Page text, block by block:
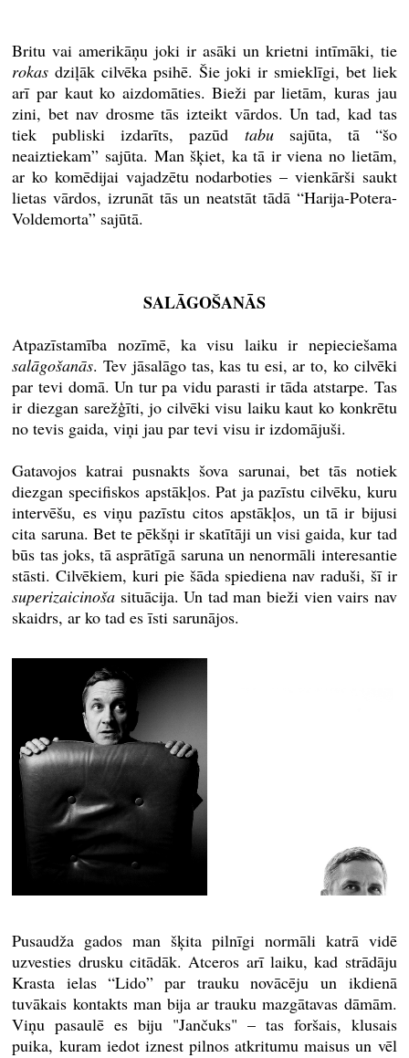
Britu vai amerikāņu joki ir asāki un krietni intīmāki, tie
rokas dziļāk cilvēka psihē. Šie joki ir smieklīgi, bet liek
arī par kaut ko aizdomāties. Bieži par lietām, kuras jau
zini, bet nav drosme tās izteikt vārdos. Un tad, kad tas
tiek publiski izdarīts, pazūd tabusajūta, tā “šo
neaiztiekam” sajūta. Man šķiet, ka tā ir viena no lietām,
ar ko komēdijai vajadzētu nodarboties – vienkārši saukt
lietas vārdos, izrunāt tās un neatstāt tādā “Harija-Potera-
Voldemorta” sajūtā.
SALĀGOŠANĀS
Atpazīstamība nozīmē, ka visu laiku ir nepieciešama
salāgošanās. Tev jāsalāgo tas, kas tu esi, ar to, ko cilvēki
par tevi domā. Un tur pa vidu parasti ir tāda atstarpe. Tas
ir diezgan sarežģīti, jo cilvēki visu laiku kaut ko konkrētu
no tevis gaida, viņi jau par tevi visu ir izdomājuši.
Gatavojos katrai pusnakts šova sarunai, bet tās notiek
diezgan specifiskos apstākļos. Pat ja pazīstu cilvēku, kuru
intervēšu, es viņu pazīstu citos apstākļos, un tā ir bijusi
cita saruna. Bet te pēkšņi ir skatītāji un visi gaida, kur tad
būs tas joks, tā asprātīgā saruna un nenormāli interesantie
stāsti. Cilvēkiem, kuri pie šāda spiediena nav raduši, šī ir
superizaicinoša situācija. Un tad man bieži vien vairs nav
skaidrs, ar ko tad es īsti sarunājos.
Pusaudža gados man šķita pilnīgi normāli katrā vidē
uzvesties drusku citādāk. Atceros arī laiku, kad strādāju
Krasta ielas “Lido” par trauku novācēju un ikdienā
tuvākais kontakts man bija ar trauku mazgātavas dāmām.
Viņu pasaulē es biju "Jančuks" – tas foršais, klusais
puika, kuram iedot iznest pilnos atkritumu maisus un vēl